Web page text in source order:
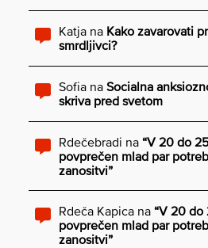
Katja na Kako zavarovati
smrdljivci?
Sofia na Socialna
skriva pred svetom
Rdečebradi na “V 20 do
povprečen mlad par
zanositvi”
Rdeča Kapica na “V 20 do
povprečen mlad par
zanositvi”